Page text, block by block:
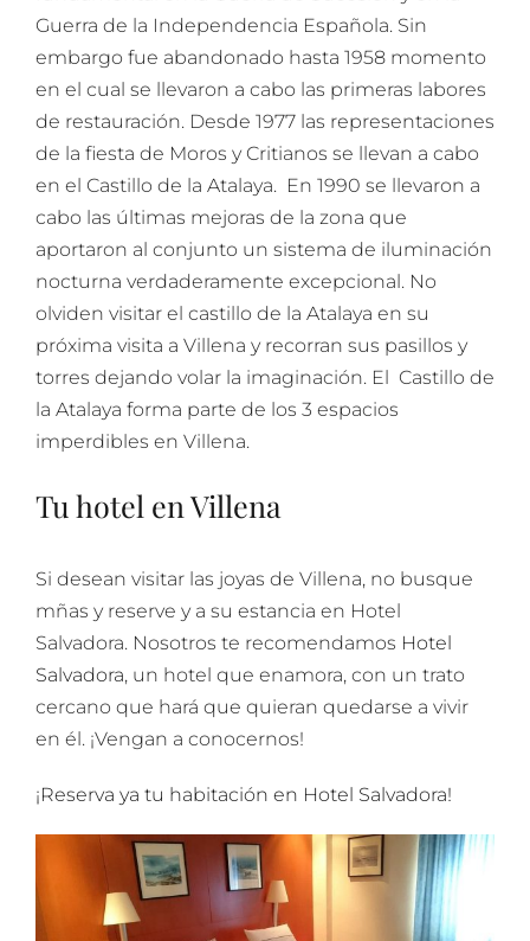
Guerra de la Independencia Española. Sin
embargo fue abandonado hasta 1958 momento
en el cual se llevaron a cabo las primeras labores
de restauración. Desde 1977 las representaciones
de la fiesta de Moros y Critianos se llevan a cabo
en el Castillo de la Atalaya. En 1990 se llevaron a
cabo las últimas mejoras de la zona que
aportaron al conjunto un sistema de iluminación
nocturna verdaderamente excepcional. No
olviden visitar el castillo de la Atalaya en su
próxima visita a Villena y recorran sus pasillos y
torres dejando volar la imaginación. El Castillo de
la Atalaya forma parte de los 3 espacios
imperdibles en Villena.
Tu hotel en Villena
Si desean visitar las joyas de Villena, no busque
mñas y reserve y a su estancia en Hotel
Salvadora. Nosotros te recomendamos Hotel
Salvadora, un hotel que enamora, con un trato
cercano que hará que quieran quedarse a vivir
en él. ¡Vengan a conocernos!
¡Reserva ya tu habitación en Hotel Salvadora!